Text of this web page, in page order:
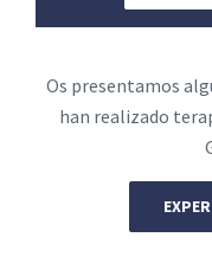
Os presentamos
han realizado